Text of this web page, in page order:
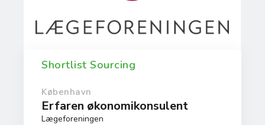
Shortlist Sourcing
Erfaren økonomikonsulent
Lægeforeningen
København